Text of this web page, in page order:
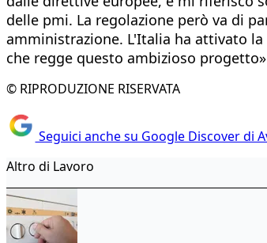
delle pmi. La regolazione però va di
amministrazione. L'Italia ha attivato
che regge questo ambizioso
© RIPRODUZIONE RISERVATA
Seguici anche su Google Discover di
Altro di Lavoro